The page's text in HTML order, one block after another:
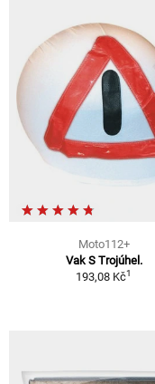
Moto112+
Vak S Trojúhel.
193,08 Kč1